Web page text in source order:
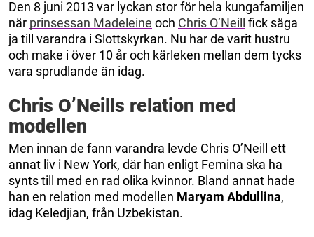
Den 8 juni 2013 var lyckan stor för hela kungafamiljen
när prinsessan Madeleine och Chris O’Neill
fick säga
ja till varandra i Slottskyrkan. Nu har de varit hustru
och make i över 10 år och kärleken mellan dem tycks
vara sprudlande än idag.
Chris O’Neills relation med
modellen
Men innan de fann varandra levde Chris O’Neill ett
annat liv i New York, där han enligt Femina ska ha
synts till med en rad olika kvinnor. Bland annat hade
han en relation med modellen Maryam Abdullina,
idag Keledjian, från Uzbekistan.